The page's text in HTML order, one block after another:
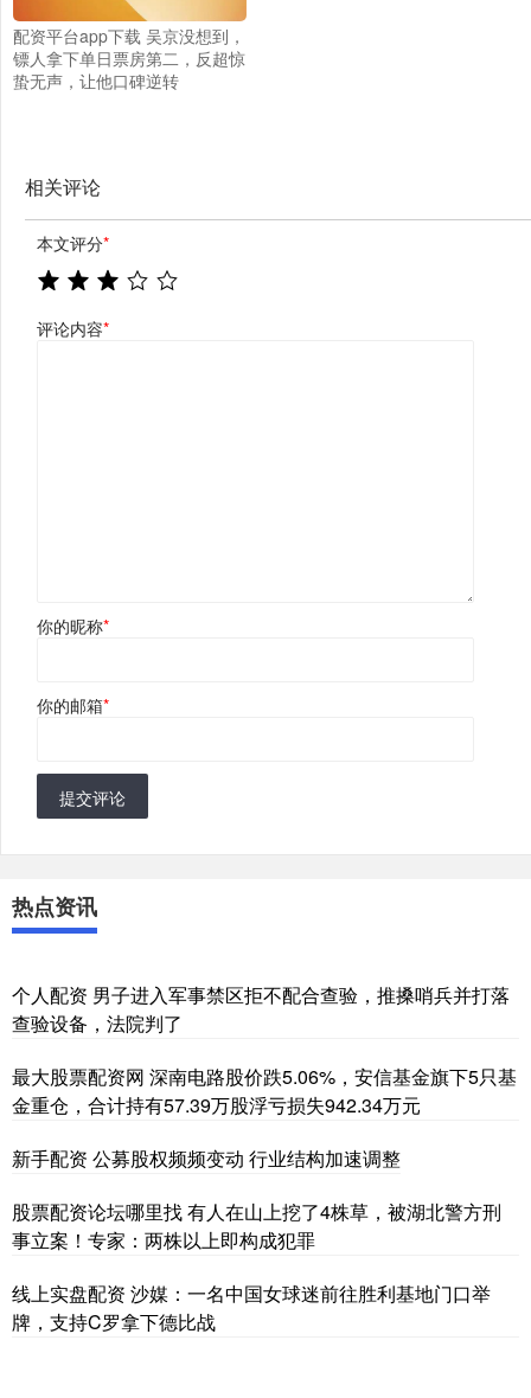
配资平台app下载 吴京没想到，
镖人拿下单日票房第二，反超惊
蛰无声，让他口碑逆转
相关评论
本文评分*
评论内容*
你的昵称*
你的邮箱*
提交评论
热点资讯
个人配资 男子进入军事禁区拒不配合查验，推搡哨兵并打落
查验设备，法院判了
最大股票配资网 深南电路股价跌5.06%，安信基金旗下5只基
金重仓，合计持有57.39万股浮亏损失942.34万元
新手配资 公募股权频频变动 行业结构加速调整
股票配资论坛哪里找 有人在山上挖了4株草，被湖北警方刑
事立案！专家：两株以上即构成犯罪
线上实盘配资 沙媒：一名中国女球迷前往胜利基地门口举
牌，支持C罗拿下德比战